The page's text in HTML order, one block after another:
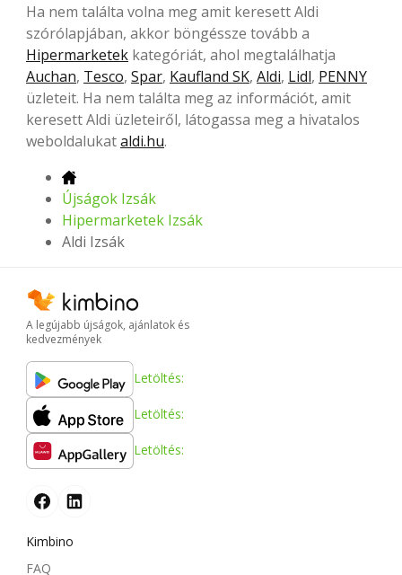
Ha nem találta volna meg amit keresett Aldi
szórólapjában, akkor böngéssze tovább a
Hipermarketek kategóriát, ahol megtalálhatja
Auchan, Tesco, Spar, Kaufland SK, Aldi, Lidl, PENNY
üzleteit. Ha nem találta meg az információt, amit
keresett Aldi üzleteiről, látogassa meg a hivatalos
weboldalukataldi.hu.
Újságok Izsák
Hipermarketek Izsák
Aldi Izsák
A legújabb újságok, ajánlatok és
kedvezmények
Letöltés:
Letöltés:
Letöltés:
Kimbino
FAQ